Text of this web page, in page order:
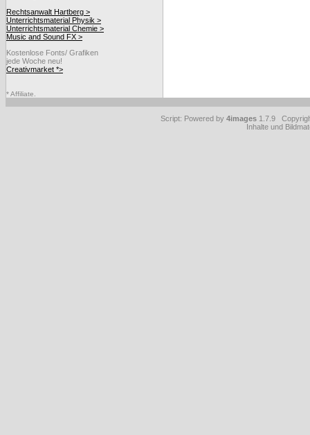
Rechtsanwalt Hartberg >
Unterrichtsmaterial Physik >
Unterrichtsmaterial Chemie >
Music and Sound FX >
Kostenlose Fonts/ Grafiken
jede Woche neu!
Creativmarket *>
* Affiliate.
Script: Powered by 4images 1.7.9
Inhalte und